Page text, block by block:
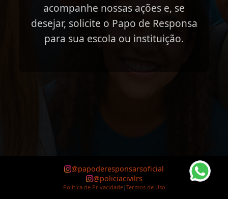
acompanhe nossas ações e, se
desejar, solicite o Papo de Responsa
para sua escola ou instituição.
@papoderesponsarsoficial
@policiacivilrs
Política de Privacidade|Termos de Uso